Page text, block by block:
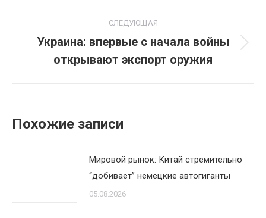
СЛЕДУЮЩАЯ
Следующая
запись:
Украина: впервые с начала войны
открывают экспорт оружия
Похожие записи
Мировой рынок: Китай стремительно
“добивает” немецкие автогиганты
05.08.2026